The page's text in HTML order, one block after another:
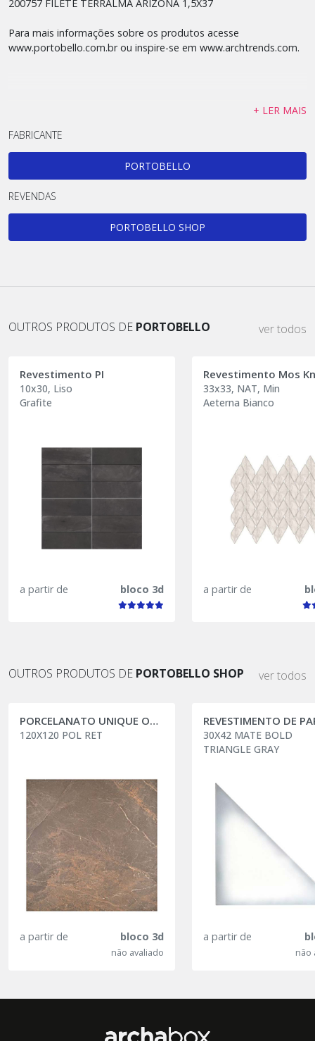
200757 FILETE TERRALMA ARIZONA 1,5X37
Para mais informações sobre os produtos acesse
www.portobello.com.br ou inspire-se em www.archtrends.com.
+ LER MAIS
FABRICANTE
PORTOBELLO
REVENDAS
PORTOBELLO SHOP
OUTROS PRODUTOS DE PORTOBELLO ver todos
Revestimento PI
10x30, Liso
Grafite
a partir de bloco 3d
Revestimento Mos
33x33, NAT, Min
Aeterna Bianco
a partir de
OUTROS PRODUTOS DE PORTOBELLO SHOP ver todos
PORCELANATO UNIQUE OR DE CACAU
120X120 POL RET
a partir de bloco 3d
não avaliado
30X42 MATE BOLD
TRIANGLE GRAY
a partir de
não